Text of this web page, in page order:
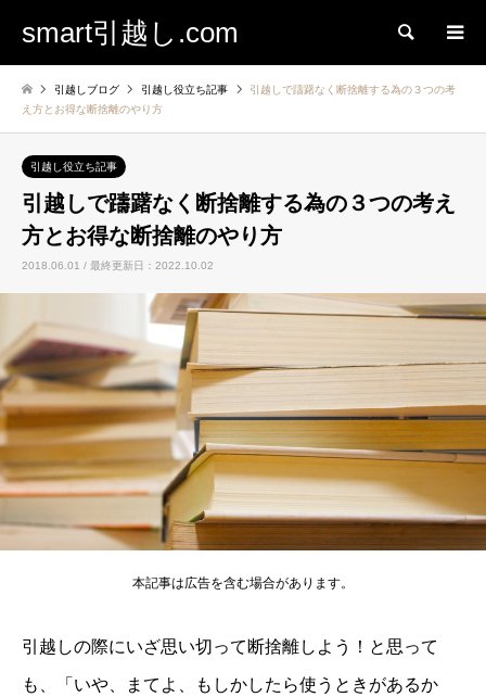
smart引越し.com 検索
引越しブログ 引越し役立ち記事
引越しで躊躇なく断捨離する為の３つの考
え方とお得な断捨離のやり方
引越し役立ち記事
引越しで躊躇なく断捨離する為の３つの考え
方とお得な断捨離のやり方
2018.06.01 / 最終更新日：2022.10.02
本記事は広告を含む場合があります。
引越しの際にいざ思い切って断捨離しよう！と思って
も、「いや、まてよ、もしかしたら使うときがあるか